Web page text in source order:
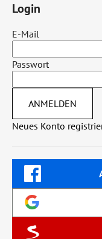
Login
E-Mail
Passwort
ANMELDEN
Neues Konto